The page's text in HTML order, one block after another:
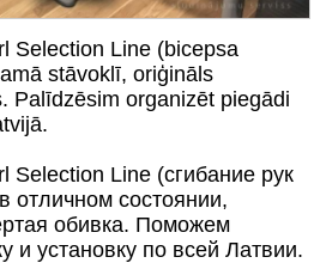
Selection Line (bicepsa
stāvoklī, oriģināls
Palīdzēsim organizēt piegādi
Selection Line (сгибание рук
отличном состоянии,
обивка. Поможем
и установку по всей Латвии.